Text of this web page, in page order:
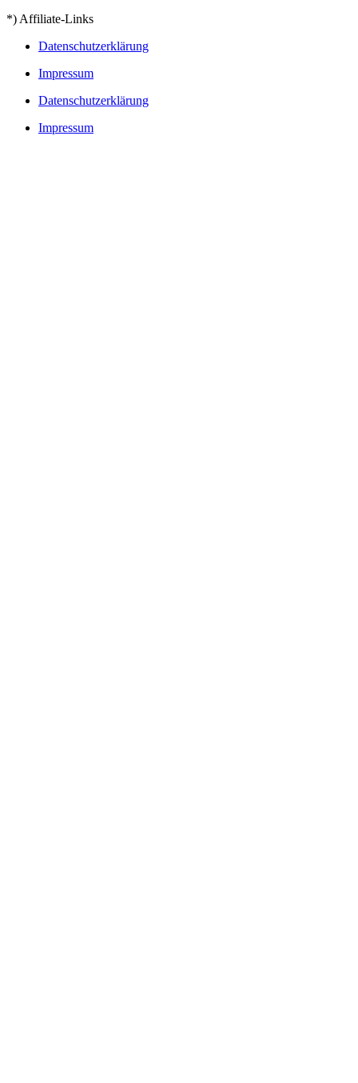
*) Affiliate-Links
Datenschutzerklärung
Impressum
Datenschutzerklärung
Impressum